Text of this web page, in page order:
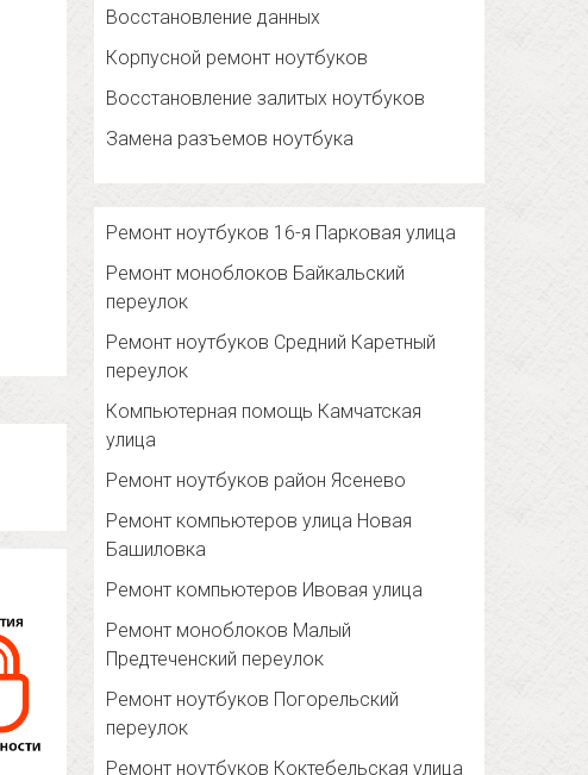
Восстановление данных
Корпусной ремонт ноутбуков
Восстановление залитых ноутбуков
Замена разъемов ноутбука
Ремонт ноутбуков 16-я Парковая улица
Ремонт моноблоков Байкальский
переулок
Ремонт ноутбуков Средний Каретный
переулок
Компьютерная помощь Камчатская
улица
Ремонт ноутбуков район Ясенево
Ремонт компьютеров улица Новая
Башиловка
Ремонт компьютеров Ивовая улица
Ремонт моноблоков Малый
Предтеченский переулок
Ремонт ноутбуков Погорельский
переулок
Ремонт ноутбуков Коктебельская улица